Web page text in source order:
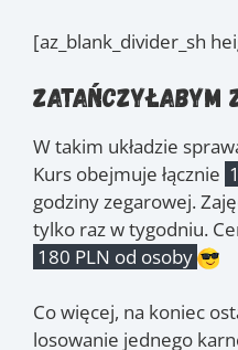
[az_blank_divider_sh
Zatańczyłabym
W takim układzie
Kurs obejmuje łącznie
godziny zegarowej.
tylko raz w tygodniu.
180 PLN od osoby
Co więcej, na koniec
losowanie jednego